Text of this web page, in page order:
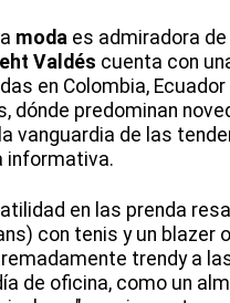
moda es admiradora
Valdés cuenta con
en Colombia, Ecuador
dónde predominan
vanguardia de las
informativa.
en las prenda
con tenis y un blazer
trendy a
de oficina, como un